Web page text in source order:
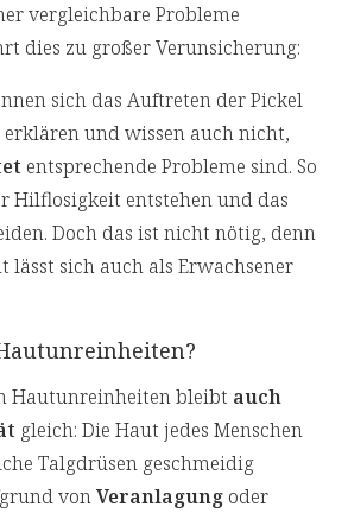
vergleichbare Probleme
dies zu großer Verunsicherung:
sich das Auftreten der Pickel
und wissen auch nicht,
entsprechende Probleme sind. So
Hilflosigkeit entstehen und das
Doch das ist nicht nötig, denn
lässt sich auch als Erwachsener
Hautunreinheiten bleibt auch
gleich: Die Haut jedes Menschen
Talgdrüsen geschmeidig
vonVeranlagung oder